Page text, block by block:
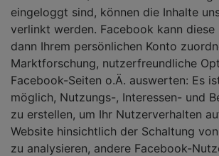
eingeloggt sind, können die Inhalte
verlinkt werden. Facebook kann diese
dann Ihrem persönlichen Konto
Marktforschung, nutzerfreundliche
Facebook-Seiten o.Ä. auswerten: Es
möglich, Nutzungs-, Interessen- und
zu erstellen, um Ihr Nutzerverhalten
Website hinsichtlich der Schaltung
zu analysieren, andere Facebook-